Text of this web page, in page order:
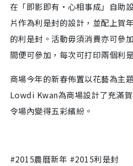
在「即影即有‧心相事成」自助
片作為利是封的設計，並配上賀
的利是封。活動毋須消費亦可參
間便可參加， 每次可打印兩個利
商場今年的新春佈置以花藝為主
Lowdi Kwan為商場設計了充滿賀
令場內變得五彩繽紛。
#2015農曆新年 #2015利是封